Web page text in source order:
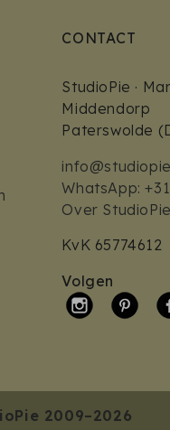
CONTACT
StudioPie ·
Middendorp
Paterswolde
WhatsApp:
Over StudioPie
KvK 65774612
Volgen
2009–2026